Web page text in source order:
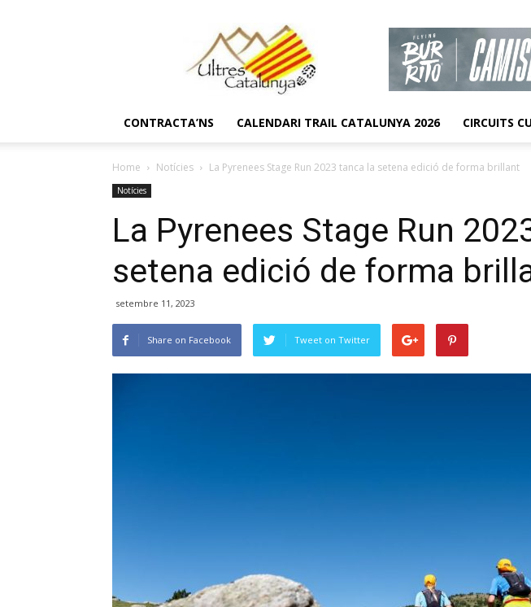
CONTRACTA’NS CALENDARI TRAIL CATALUNYA 2026 CIRCUITS
Home Notícies La Pyrenees Stage Run 2023 tanca la setena edició de forma brillant
Notícies
La Pyrenees Stage Run
setena edició de forma
setembre 11, 2023
Share on Facebook Tweet on Twitter